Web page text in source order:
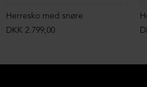
Herresko med snøre
DKK 2.799,00